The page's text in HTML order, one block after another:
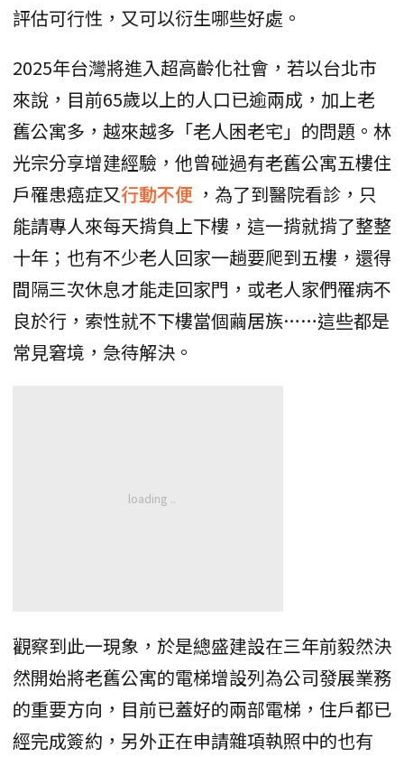
評估可行性，又可以衍生哪些好處。
2025年台灣將進入超高齡化社會，若以台北市
來說，目前65歲以上的人口已逾兩成，加上老
舊公寓多，越來越多「老人困老宅」的問題。林
光宗分享增建經驗，他曾碰過有老舊公寓五樓住
戶罹患癌症又行動不便 ，為了到醫院看診，只
能請專人來每天揹負上下樓，這一揹就揹了整整
十年；也有不少老人回家一趟要爬到五樓，還得
間隔三次休息才能走回家門，或老人家們罹病不
良於行，索性就不下樓當個繭居族……這些都是
常見窘境，急待解決。
觀察到此一現象，於是總盛建設在三年前毅然決
然開始將老舊公寓的電梯增設列為公司發展業務
的重要方向，目前已蓋好的兩部電梯，住戶都已
經完成簽約，另外正在申請雜項執照中的也有